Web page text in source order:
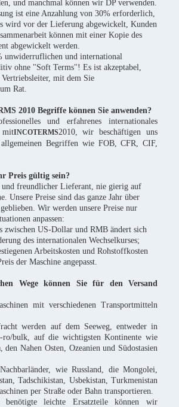
und manchmal können wir DP verwenden.
ist eine Anzahlung von 30% erforderlich,
wird vor der Lieferung abgewickelt, Kunden
können mit einer Kopie des
abgewickelt werden.
unwiderruflichen und international
ohne "Soft Terms"! Es ist akzeptabel,
mit dem Sie
Rat.
2010 Begriffe können Sie anwenden?
und erfahrenes internationales
mitINCOTERMS2010, wir beschäftigen uns
Begriffen wie FOB, CFR, CIF,
Preis gültig sein?
freundlicher Lieferant, nie gierig auf
Unsere Preise sind das ganze Jahr über
Wir werden unsere Preise nur
anpassen:
zwischen US-Dollar und RMB ändert sich
des internationalen Wechselkurses;
Arbeitskosten und Rohstoffkosten
der Maschine angepasst.
Wege können Sie für den Versand
mit verschiedenen Transportmitteln
werden auf dem Seeweg, entweder in
ro/bulk, auf die wichtigsten Kontinente wie
Nahen Osten, Ozeanien und Südostasien
wie Russland, die Mongolei,
Tadschikistan, Usbekistan, Turkmenistan
per Straße oder Bahn transportieren.
leichte Ersatzteile können wir